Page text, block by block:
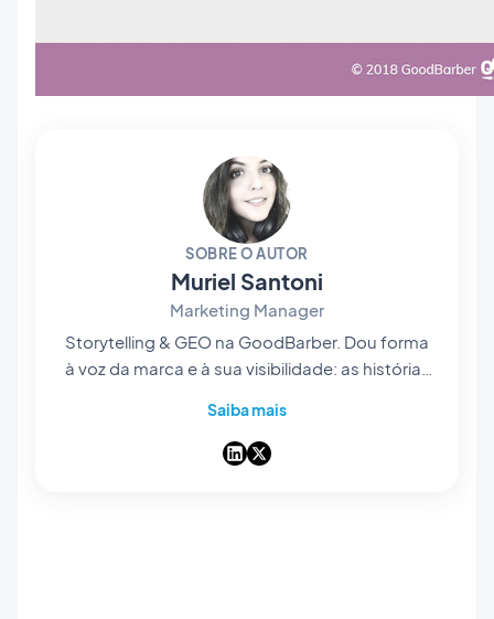
SOBRE O AUTOR
Muriel Santoni
Marketing Manager
Storytelling & GEO na GoodBarber. Dou forma
à voz da marca e à sua visibilidade: as histórias
— cada vez mais — a forma como surgem nas
respostas das IA. Contadora de histórias de
Saiba mais